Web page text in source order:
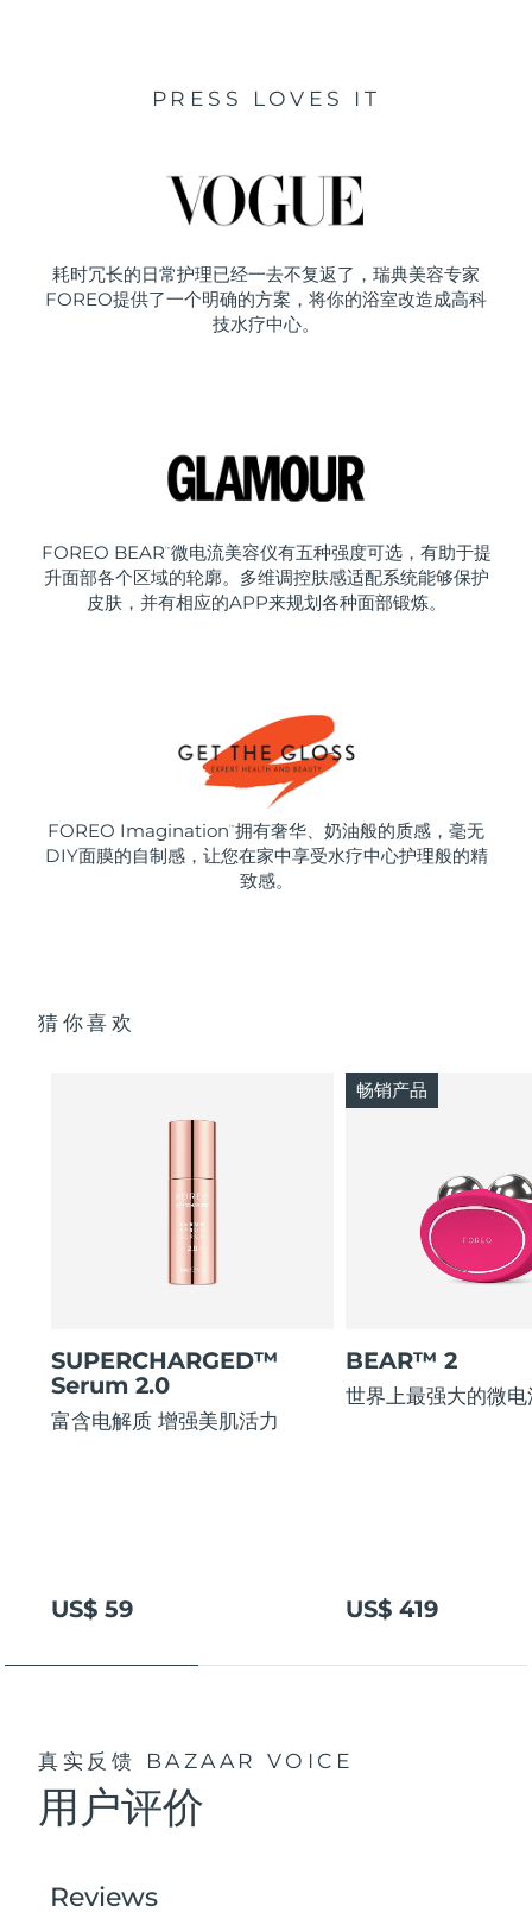
PRESS LOVES IT
耗时冗长的日常护理已经一去不复返了，瑞典美容专家
FOREO提供了一个明确的方案，将你的浴室改造成高科
技水疗中心。
FOREO BEAR ™ 微电流美容仪有五种强度可选，有助于提
升面部各个区域的轮廓。多维调控肤感适配系统能够保护
皮肤，并有相应的APP来规划各种面部锻炼。
FOREO Imagination ™ 拥有奢华、奶油般的质感，毫无
DIY面膜的自制感，让您在家中享受水疗中心护理般的精
致感。
猜你喜欢
SUPERCHARGED™
Serum 2.0
富含电解质 增强美肌活力
US$ 59
BEAR™ 2
世界上最强大的微
US$ 419
畅销产品
真实反馈 BAZAAR VOICE
用户评价